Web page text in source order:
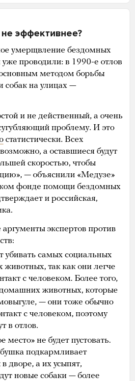
эффективнее?
умерщвление бездомных
проводили: в 1990-е отлов
методом борьбы
собак на улицах —
и не действенный, а очень
проблему. И это
статистически. Всех
а оставшиеся будут
скоростью, чтобы
— объяснили «Медузе»
фонде помощи бездомных
и российская,
экспертов против
убивать самых социальных
животных, так как они легче
с человеком. Более того,
домашних животных, которые
— они тоже обычно
с человеком, поэтому
в отлов.
не будет пустовать.
подкармливает
дворе, а их усыпят,
новые собаки — более